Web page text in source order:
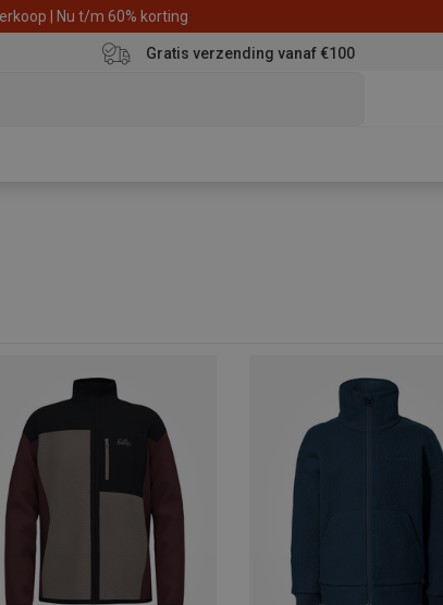
| Nu t/m 60% korting
Gratis verzending vanaf €100